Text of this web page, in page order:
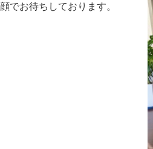
でお待ちしております。